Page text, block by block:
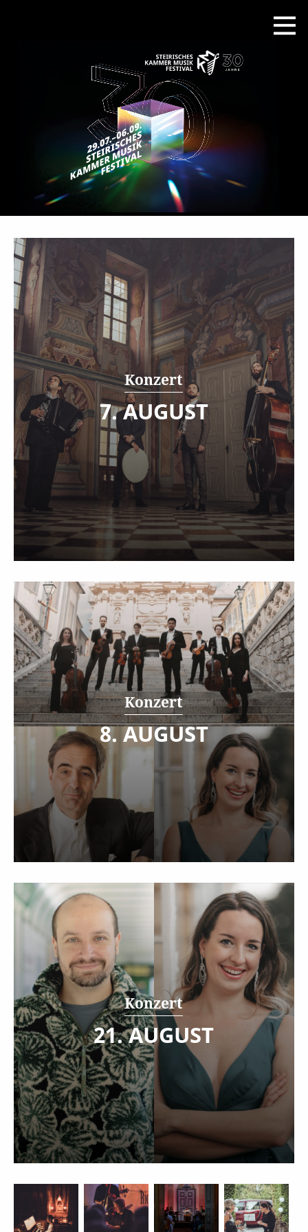
Konzert
7. AUGUST
Konzert
8. AUGUST
Konzert
21. AUGUST